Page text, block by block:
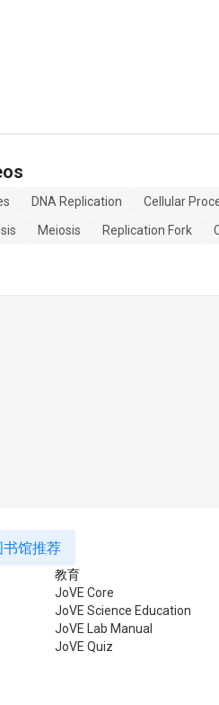
DNA Replication
Cellular
Meiosis Replication Fork
书馆推荐
教育
JoVE Core
JoVE Science Education
JoVE Lab Manual
JoVE Quiz